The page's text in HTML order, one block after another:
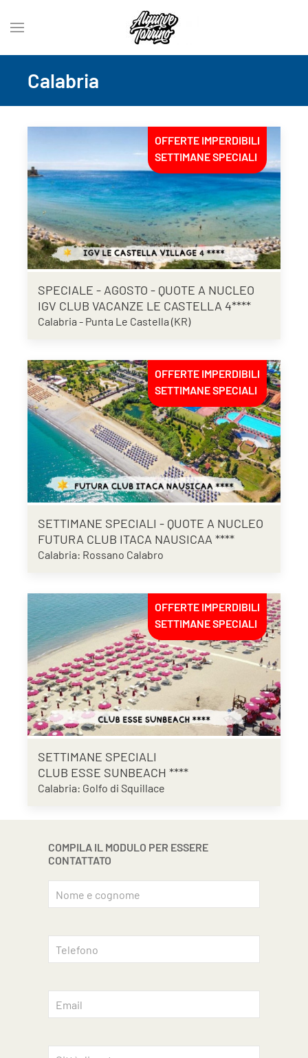
Calabria
OFFERTE IMPERDIBILI
SETTIMANE SPECIALI
SPECIALE - AGOSTO - QUOTE A NUCLEO
IGV CLUB VACANZE LE CASTELLA 4****
Calabria - Punta Le Castella (KR)
OFFERTE IMPERDIBILI
SETTIMANE SPECIALI
SETTIMANE SPECIALI - QUOTE A NUCLEO
FUTURA CLUB ITACA NAUSICAA ****
Calabria: Rossano Calabro
OFFERTE IMPERDIBILI
SETTIMANE SPECIALI
SETTIMANE SPECIALI
CLUB ESSE SUNBEACH ****
Calabria: Golfo di Squillace
COMPILA IL MODULO PER ESSERE
CONTATTATO